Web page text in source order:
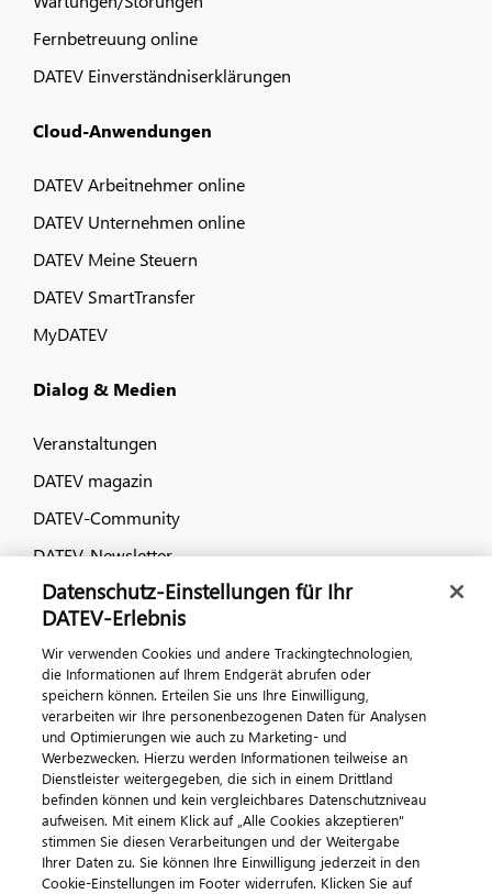
Fernbetreuung online
DATEV Einverständniserklärungen
Cloud-Anwendungen
DATEV Arbeitnehmer online
DATEV Unternehmen online
DATEV Meine Steuern
DATEV SmartTransfer
MyDATEV
Dialog & Medien
Veranstaltungen
DATEV magazin
DATEV-Community
DATEV-Newsletter
Kontaktieren Sie uns
© 2026 DATEV eG
ImpressumDatenschutzAGB Kontakt
Cookie-Einstellungen
Datenschutz-Einstellungen für Ihr
DATEV-Erlebnis
Wir verwenden Cookies und andere Trackingtechnologien,
die Informationen auf Ihrem Endgerät abrufen oder
speichern können. Erteilen Sie uns Ihre Einwilligung,
verarbeiten wir Ihre personenbezogenen Daten für Analysen
und Optimierungen wie auch zu Marketing- und
Werbezwecken. Hierzu werden Informationen teilweise an
Dienstleister weitergegeben, die sich in einem Drittland
befinden können und kein vergleichbares Datenschutzniveau
aufweisen. Mit einem Klick auf „Alle Cookies akzeptieren"
stimmen Sie diesen Verarbeitungen und der Weitergabe
Ihrer Daten zu. Sie können Ihre Einwilligung jederzeit in den
Cookie-Einstellungen im Footer widerrufen. Klicken Sie auf